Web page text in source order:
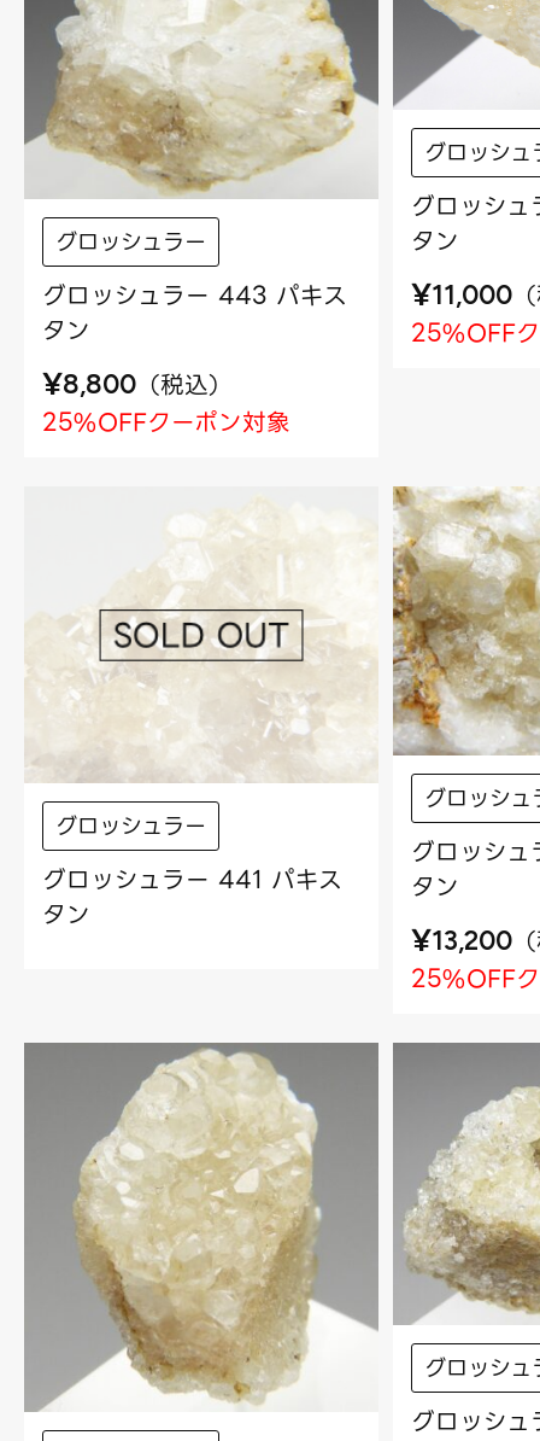
グロッシュラー
グロッシュラー 443 パキス
タン
¥8,800 （税込）
25%OFFクーポン対象
グロッシュ
グロッシ
タン
¥11,000 （
25%OFF
グロッシュラー
グロッシュラー 441 パキス
タン
グロッシュ
グロッシ
タン
¥13,200 （
25%OFF
グロッシュ
グロッシ